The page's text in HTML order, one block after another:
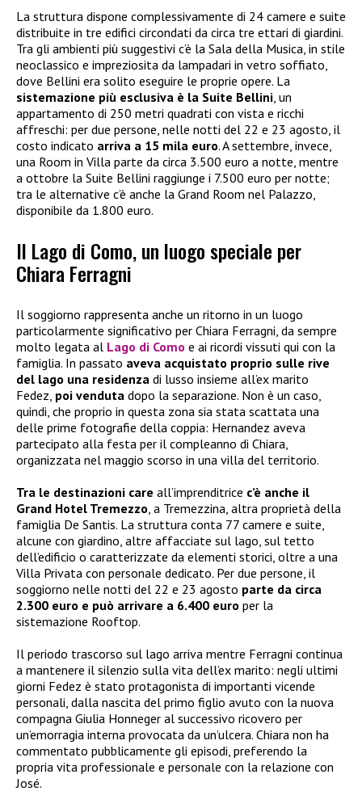
La struttura dispone complessivamente di 24 camere e suite
distribuite in tre edifici circondati da circa tre ettari di giardini.
Tra gli ambienti più suggestivi c’è la Sala della Musica, in stile
neoclassico e impreziosita da lampadari in vetro soffiato,
dove Bellini era solito eseguire le proprie opere. La
sistemazione più esclusiva è la Suite Bellini , un
appartamento di 250 metri quadrati con vista e ricchi
affreschi: per due persone, nelle notti del 22 e 23 agosto, il
costo indicato arriva a 15 mila euro. A settembre, invece,
una Room in Villa parte da circa 3.500 euro a notte, mentre
a ottobre la Suite Bellini raggiunge i 7.500 euro per notte;
tra le alternative c’è anche la Grand Room nel Palazzo,
disponibile da 1.800 euro.
Il Lago di Como, un luogo speciale per
Chiara Ferragni
Il soggiorno rappresenta anche un ritorno in un luogo
particolarmente significativo per Chiara Ferragni, da sempre
molto legata al Lago di Como e ai ricordi vissuti qui con la
famiglia. In passato aveva acquistato proprio sulle rive
del lago una residenza di lusso insieme all’ex marito
Fedez, poi venduta dopo la separazione. Non è un caso,
quindi, che proprio in questa zona sia stata scattata una
delle prime fotografie della coppia: Hernandez aveva
partecipato alla festa per il compleanno di Chiara,
organizzata nel maggio scorso in una villa del territorio.
Tra le destinazioni care all’imprenditrice c’è anche il
Grand Hotel Tremezzo , a Tremezzina, altra proprietà della
famiglia De Santis. La struttura conta 77 camere e suite,
alcune con giardino, altre affacciate sul lago, sul tetto
dell’edificio o caratterizzate da elementi storici, oltre a una
Villa Privata con personale dedicato. Per due persone, il
soggiorno nelle notti del 22 e 23 agosto parte da circa
2.300 euro e può arrivare a 6.400 euro per la
sistemazione Rooftop.
Il periodo trascorso sul lago arriva mentre Ferragni continua
a mantenere il silenzio sulla vita dell’ex marito: negli ultimi
giorni Fedez è stato protagonista di importanti vicende
personali, dalla nascita del primo figlio avuto con la nuova
compagna Giulia Honneger al successivo ricovero per
un’emorragia interna provocata da un’ulcera. Chiara non ha
commentato pubblicamente gli episodi, preferendo la
propria vita professionale e personale con la relazione con
José.